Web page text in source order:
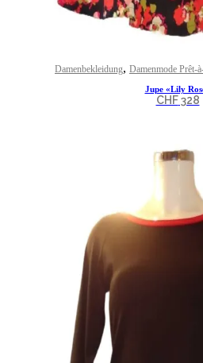
Damenbekleidung, Damenmode Prêt-
Jupe «Lily
CHF328